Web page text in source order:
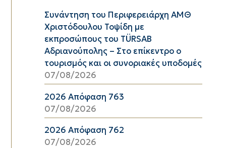
Συνάντηση του Περιφερειάρχη ΑΜΘ
Χριστόδουλου Τοψίδη με
εκπροσώπους του TÜRSAB
Αδριανούπολης – Στο επίκεντρο ο
τουρισμός και οι συνοριακές υποδομές
07/08/2026
2026 Απόφαση 763
07/08/2026
2026 Απόφαση 762
07/08/2026